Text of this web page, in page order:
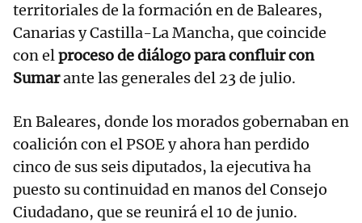
territoriales de la formación en de Baleares,
Canarias y Castilla-La Mancha, que coincide
con elproceso de diálogo para confluir con
Sumarante las generales del 23 de julio.
En Baleares, donde los morados gobernaban en
coalición con el PSOE y ahora han perdido
cinco de sus seis diputados, la ejecutiva ha
puesto su continuidad en manos del Consejo
Ciudadano, que se reunirá el 10 de junio.